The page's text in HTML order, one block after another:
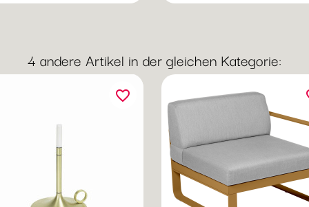
4 andere Artikel in der gleichen Kategorie:
favorite_border